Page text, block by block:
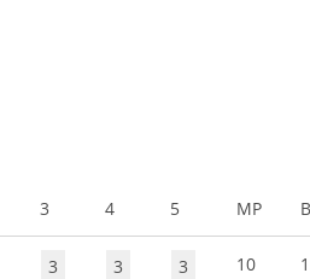
3 4 5 MP
3 3 3 10